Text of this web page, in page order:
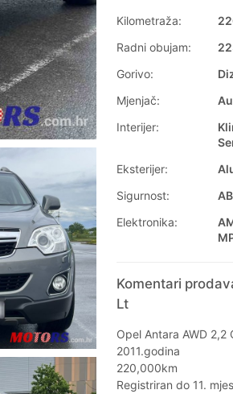
Kilometraža:
Radni obujam:
Gorivo:
Mjenjač:
Interijer:
Eksterijer:
Sigurnost:
Elektronika:
Komentari
Lt
Opel Antara AWD 2,2
2011.godina
220,000km
Registriran do 11.